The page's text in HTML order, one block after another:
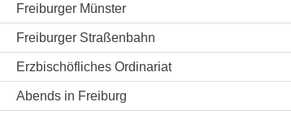
Freiburger Münster
Freiburger Straßenbahn
Erzbischöfliches Ordinariat
Abends in Freiburg